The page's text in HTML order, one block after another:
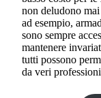
non deludono
ad esempio,
sono sempre
mantenere
tutti possono
da veri